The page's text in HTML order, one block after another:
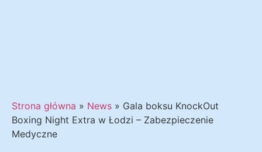
Strona główna » News » Gala boksu KnockOut
Boxing Night Extra w Łodzi – Zabezpieczenie
Medyczne